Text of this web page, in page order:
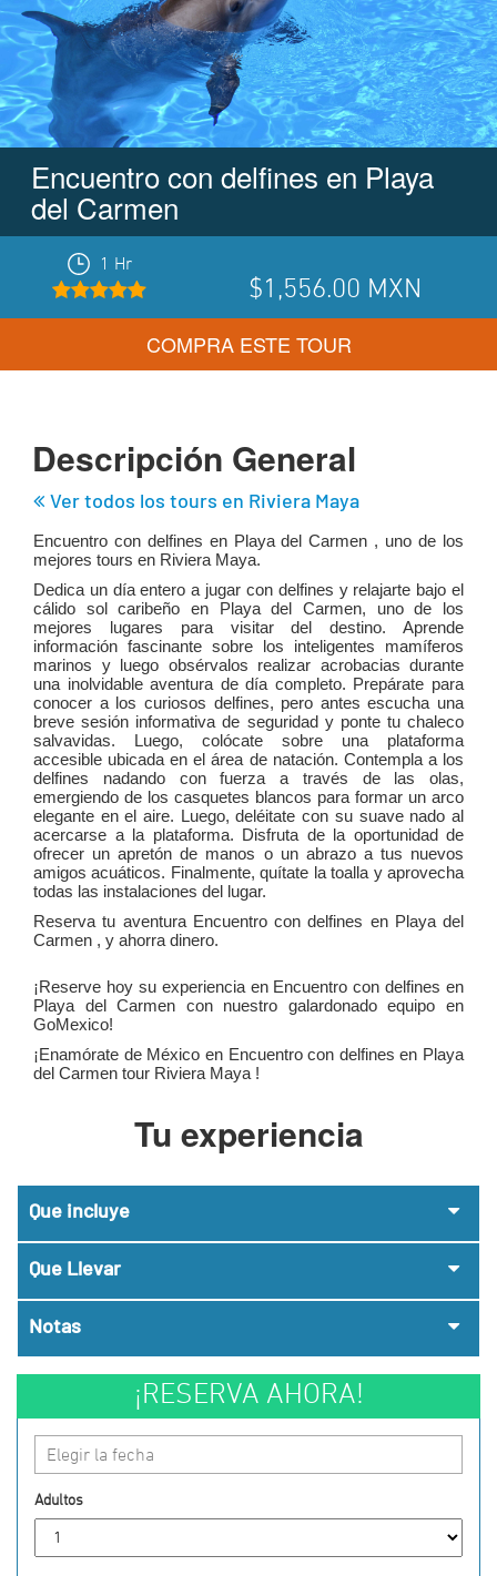
Encuentro con delfines en Playa
del Carmen
1 Hr
$1,556.00 MXN
COMPRA ESTE TOUR
Descripción General
Ver todos los tours en Riviera Maya
Encuentro con delfines en Playa del Carmen , uno de los
mejores tours en Riviera Maya.
Dedica un día entero a jugar con delfines y relajarte bajo el
cálido sol caribeño en Playa del Carmen, uno de los
mejores lugares para visitar del destino. Aprende
información fascinante sobre los inteligentes mamíferos
marinos y luego obsérvalos realizar acrobacias durante
una inolvidable aventura de día completo. Prepárate para
conocer a los curiosos delfines, pero antes escucha una
breve sesión informativa de seguridad y ponte tu chaleco
salvavidas. Luego, colócate sobre una plataforma
accesible ubicada en el área de natación. Contempla a los
delfines nadando con fuerza a través de las olas,
emergiendo de los casquetes blancos para formar un arco
elegante en el aire. Luego, deléitate con su suave nado al
acercarse a la plataforma. Disfruta de la oportunidad de
ofrecer un apretón de manos o un abrazo a tus nuevos
amigos acuáticos. Finalmente, quítate la toalla y aprovecha
todas las instalaciones del lugar.
Reserva tu aventura Encuentro con delfines en Playa del
Carmen , y ahorra dinero.
¡Reserve hoy su experiencia en Encuentro con delfines en
Playa del Carmen con nuestro galardonado equipo en
GoMexico!
¡Enamórate de México en Encuentro con delfines en Playa
del Carmen tour Riviera Maya !
Tu experiencia
Que incluye
Que Llevar
Notas
¡RESERVA AHORA!
Elegir la fecha
Adultos